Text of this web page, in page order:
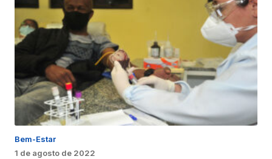
Bem-Estar
1 de agosto de 2022